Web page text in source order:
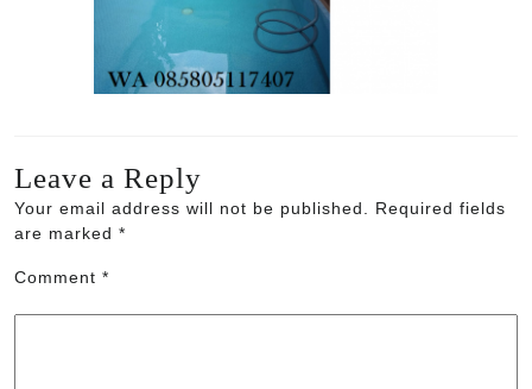
Leave a Reply
Your email address will not be published.
Required fields
are marked *
Comment *